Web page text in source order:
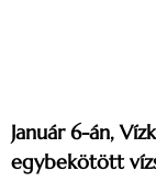
Január 6-án,
egybekötött